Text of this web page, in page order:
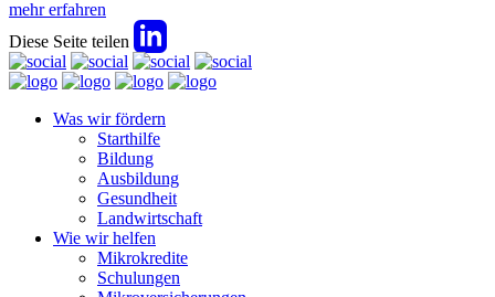
mehr erfahren
Diese Seite teilen
Was wir fördern
Starthilfe
Bildung
Ausbildung
Gesundheit
Landwirtschaft
Wie wir helfen
Mikrokredite
Schulungen